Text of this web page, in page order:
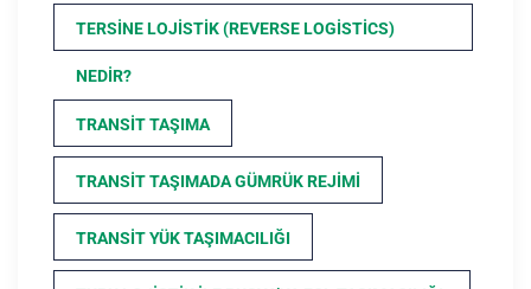
TERSINE LOJISTIK (REVERSE LOGISTICS)
NEDIR?
TRANSIT TAŞIMA
TRANSIT TAŞIMADA GÜMRÜK REJIMI
TRANSIT YÜK TAŞIMACILIĞI